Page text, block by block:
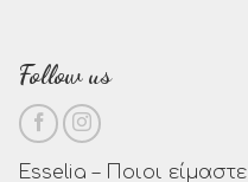
Follow us
Esselia – Ποιοι είμαστε